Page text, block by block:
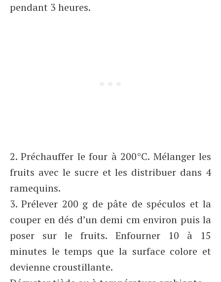
pendant 3 heures.
2. Préchauffer le four à 200°C. Mélanger les
fruits avec le sucre et les distribuer dans 4
ramequins.
3. Prélever 200 g de pâte de spéculos et la
couper en dés d’un demi cm environ puis la
poser sur le fruits. Enfourner 10 à 15
minutes le temps que la surface colore et
devienne croustillante.